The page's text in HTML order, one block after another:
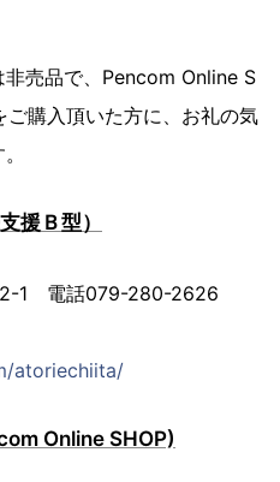
売品で、Pencom Online S
購入頂いた方に、お礼の気
援Ｂ型）
1 電話079-280-2626
atoriechiita/
Online SHOP)